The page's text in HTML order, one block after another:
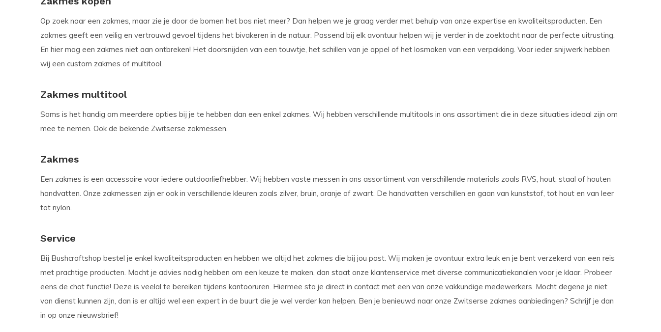
Op zoek naar een zakmes, maar zie je door de bomen het bos niet meer? Dan helpen we je graag verder met behulp van onze expertise en kwaliteitsproducten. Een
zakmes geeft een veilig en vertrouwd gevoel tijdens het bivakeren in de natuur. Passend bij elk avontuur helpen wij je verder in de zoektocht naar de perfecte uitrusting.
En hier mag een zakmes niet aan ontbreken! Het doorsnijden van een touwtje, het schillen van je appel of het losmaken van een verpakking. Voor ieder snijwerk hebben
wij een custom zakmes of multitool.
Zakmes multitool
Soms is het handig om meerdere opties bij je te hebben dan een enkel zakmes. Wij hebben verschillende multitools in ons assortiment die in deze situaties ideaal zijn om
mee te nemen. Ook de bekende Zwitserse zakmessen.
Zakmes
Een zakmes is een accessoire voor iedere outdoorliefhebber. Wij hebben vaste messen in ons assortiment van verschillende materials zoals RVS, hout, staal of houten
handvatten. Onze zakmessen zijn er ook in verschillende kleuren zoals zilver, bruin, oranje of zwart. De handvatten verschillen en gaan van kunststof, tot hout en van leer
tot nylon.
Service
Bij Bushcraftshop bestel je enkel kwaliteitsproducten en hebben we altijd het zakmes die bij jou past. Wij maken je avontuur extra leuk en je bent verzekerd van een reis
met prachtige producten. Mocht je advies nodig hebben om een keuze te maken, dan staat onze klantenservice met diverse communicatiekanalen voor je klaar. Probeer
eens de chat functie! Deze is veelal te bereiken tijdens kantooruren. Hiermee sta je direct in contact met een van onze vakkundige medewerkers. Mocht degene je niet
van dienst kunnen zijn, dan is er altijd wel een expert in de buurt die je wel verder kan helpen. Ben je benieuwd naar onze Zwitserse zakmes aanbiedingen? Schrijf je dan
in op onze nieuwsbrief!